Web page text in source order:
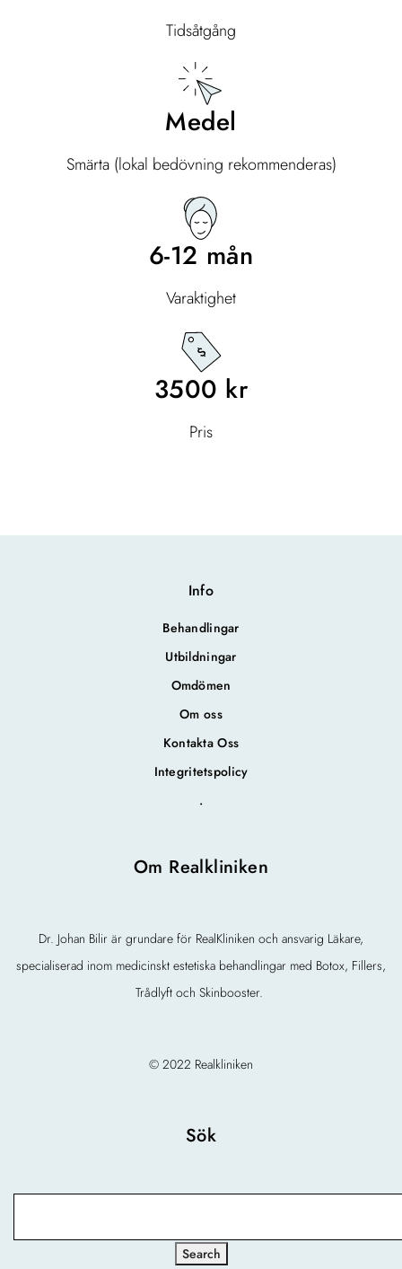
Tidsåtgång
Medel
Smärta (lokal bedövning rekommenderas)
6-12 mån
Varaktighet
3500 kr
Pris
Om Realkliniken
Dr. Johan Bilir är grundare för RealKliniken och ansvarig Läkare,
specialiserad inom medicinskt estetiska behandlingar med Botox, Fillers,
Trådlyft och Skinbooster.
© 2022 Realkliniken
Info
Behandlingar
Utbildningar
Omdömen
Om oss
Kontakta Oss
Integritetspolicy
.
Sök
Search